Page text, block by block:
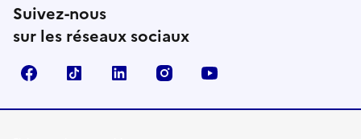
Suivez-nous
sur les réseaux sociaux
FacebookTikTok LinkedIn Instagram